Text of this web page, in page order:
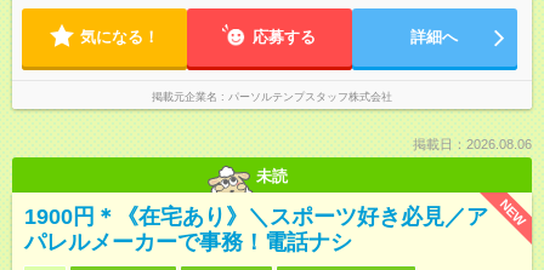
気になる！ 応募する 詳細へ
掲載元企業名 パーソルテンプスタッフ株式会社
掲載日：2026.08.06
未読
NEW
1900円＊《在宅あり》＼スポーツ好き必見／ア
パレルメーカーで事務！電話ナシ